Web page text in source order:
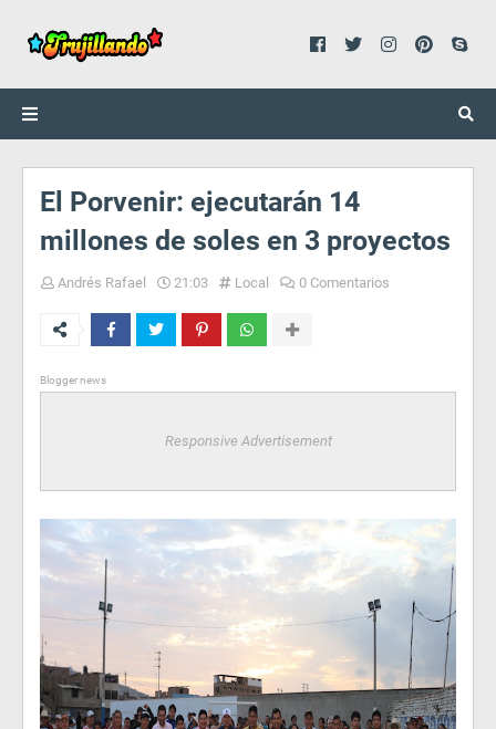
El Porvenir: ejecutarán 14
millones de soles en 3 proyectos
Andrés Rafael 21:03 Local 0 Comentarios
Blogger news
Responsive Advertisement